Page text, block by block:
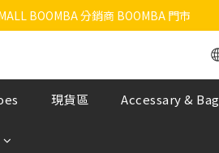
BOOMBA 分銷商 BOOMBA 門市
現貨區 Accessary & Bag